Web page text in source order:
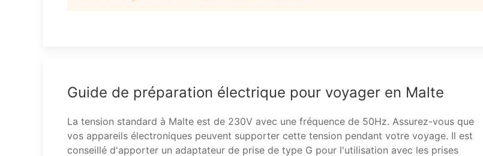
Guide de préparation électrique pour voyager en Malte
La tension standard à Malte est de 230V avec une fréquence de 50Hz. Assurez-vous que
vos appareils électroniques peuvent supporter cette tension pendant votre voyage. Il est
conseillé d'apporter un adaptateur de prise de type G pour l'utilisation avec les prises